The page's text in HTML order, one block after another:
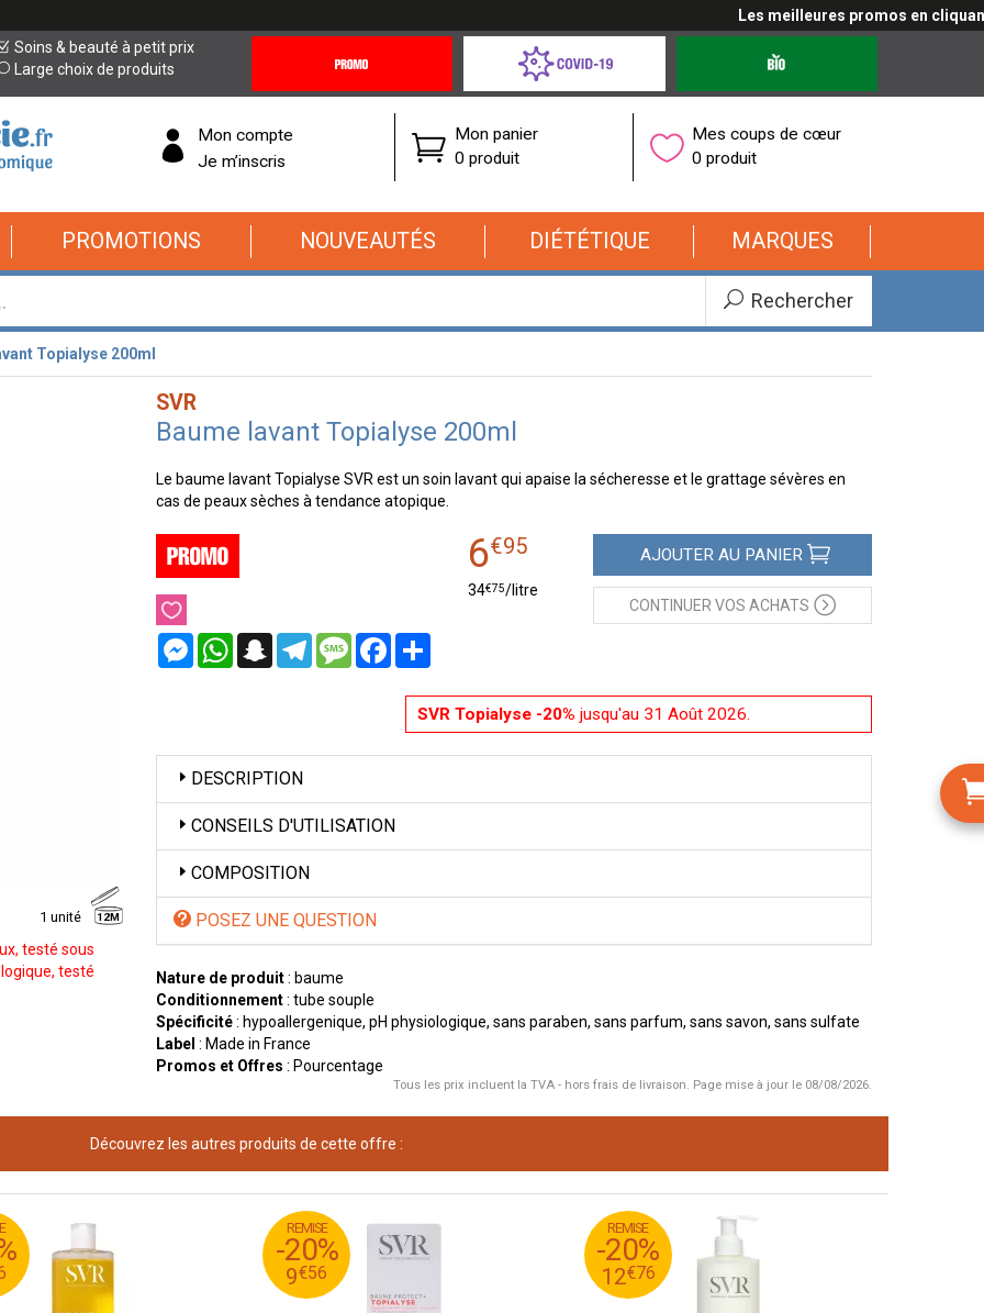
Les meilleures promos en cliquant ici
Soins & beauté à petit prix
Large choix de produits
Offres
Coronavirus
Mon compte
Je m’inscris
Mon panier
0 produit
Mes coups de cœur
0 produit
PROMOTIONS NOUVEAUTÉS DIÉTÉTIQUE MARQUES
Rechercher
Topialyse 200ml
1 unité 12M
testé sous
testé
SVR
Baume lavant Topialyse 200ml
Le baume lavant Topialyse SVR est un soin lavant qui apaise la sécheresse et le grattage sévères en
cas de peaux sèches à tendance atopique.
MessengerWhatsAppSnapchatTelegramMessageFacebookPartager
6€95
34€75/litre
AJOUTER AU PANIER
CONTINUER VOS ACHATS
SVR Topialyse -20% jusqu'au 31 Août 2026.
DESCRIPTION
CONSEILS D'UTILISATION
COMPOSITION
POSEZ UNE QUESTION
Nature de produit: baume
Conditionnement: tube souple
Spécificité: hypoallergenique, pH physiologique, sans paraben, sans parfum, sans savon, sans sulfate
Label : Made in France
Promos et Offres : Pourcentage
Tous les prix incluent la TVA - hors frais de livraison. Page mise à jour le 08/08/2026.
Découvrez les autres produits de cette offre :
REMISE
-20%
9€56
11
€
95
9
€
56
REMISE
-20%
12€76
15
€
95
12
€
76